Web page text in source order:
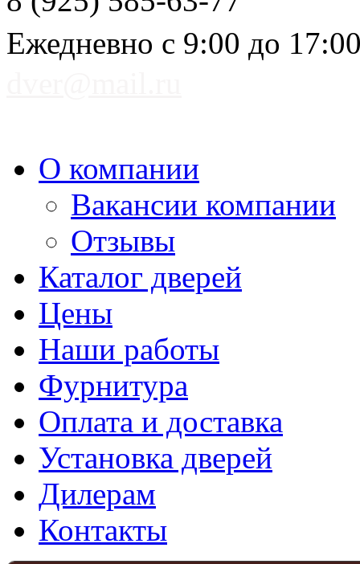
Ежедневно с 9:00 до
О компании
Вакансии компании
Отзывы
Каталог дверей
Цены
Наши работы
Фурнитура
Оплата и доставка
Установка дверей
Дилерам
Контакты